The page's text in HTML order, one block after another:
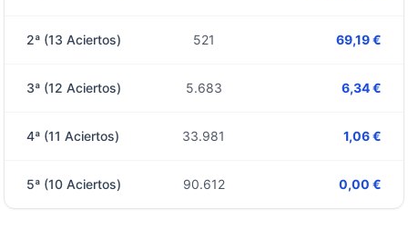
2ª (13 Aciertos) 521 69,19 €
3ª (12 Aciertos) 5.683 6,34 €
4ª (11 Aciertos) 33.981 1,06 €
5ª (10 Aciertos) 90.612 0,00 €